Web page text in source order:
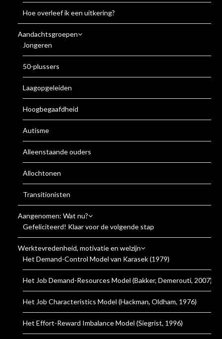
Hoe overleef ik een uitkering?
Aandachtsgroepen
Jongeren
50-plussers
Laagopgeleiden
Hoogbegaafdheid
Autisme
Alleenstaande ouders
Allochtonen
Transitionisten
Aangenomen: Wat nu?
Gefeliciteerd! Klaar voor de volgende stap
Werktevredenheid, motivatie en welzijn
Het Demand-Control Model van Karasek (1979)
Het Job Demand-Resources Model (Bakker, Demerouti, 2007)
Het Job Characteristics Model (Hackman, Oldham, 1976)
Het Effort-Reward Imbalance Model (Siegrist, 1996)